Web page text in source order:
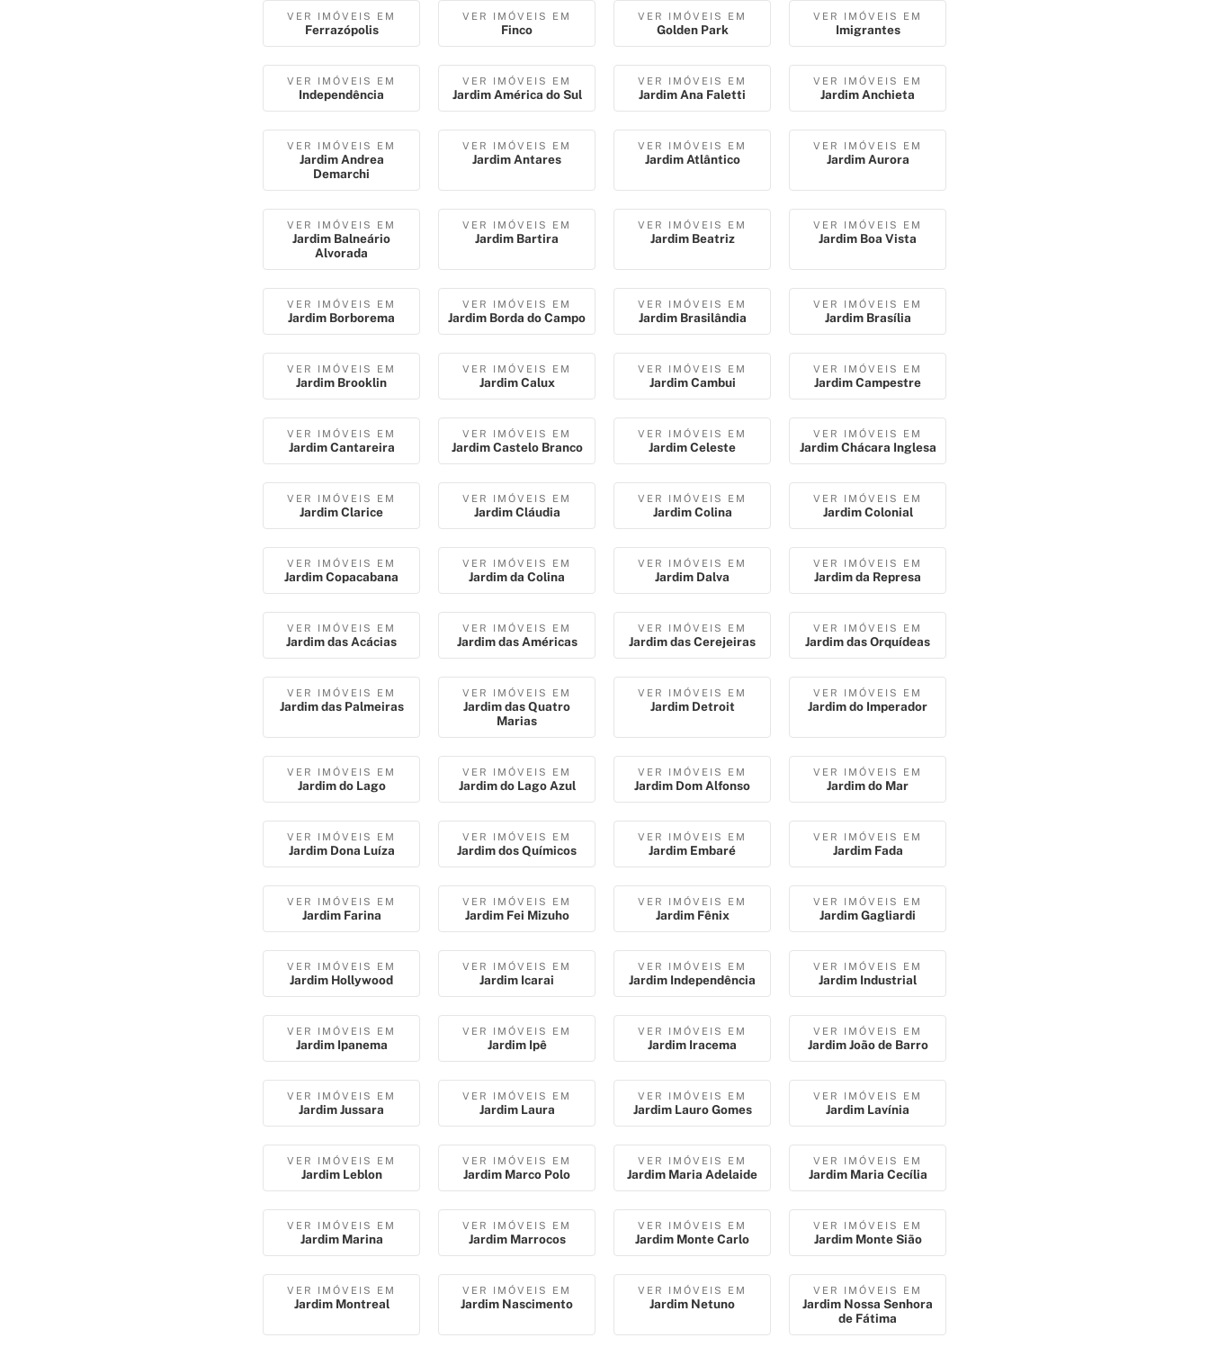
VER IMÓVEIS EM
Ferrazópolis
VER IMÓVEIS EM
Finco
VER IMÓVEIS EM
Golden Park
VER IMÓVEIS EM
Imigrantes
VER IMÓVEIS EM
Independência
VER IMÓVEIS EM
Jardim América do Sul
VER IMÓVEIS EM
Jardim Ana Faletti
VER IMÓVEIS EM
Jardim Anchieta
VER IMÓVEIS EM
Jardim Andrea
Demarchi
VER IMÓVEIS EM
Jardim Antares
VER IMÓVEIS EM
Jardim Atlântico
VER IMÓVEIS EM
Jardim Aurora
VER IMÓVEIS EM
Jardim Balneário
Alvorada
VER IMÓVEIS EM
Jardim Bartira
VER IMÓVEIS EM
Jardim Beatriz
VER IMÓVEIS EM
Jardim Boa Vista
VER IMÓVEIS EM
Jardim Borborema
VER IMÓVEIS EM
Jardim Borda do Campo
VER IMÓVEIS EM
Jardim Brasilândia
VER IMÓVEIS EM
Jardim Brasília
VER IMÓVEIS EM
Jardim Brooklin
VER IMÓVEIS EM
Jardim Calux
VER IMÓVEIS EM
Jardim Cambui
VER IMÓVEIS EM
Jardim Campestre
VER IMÓVEIS EM
Jardim Cantareira
VER IMÓVEIS EM
Jardim Castelo Branco
VER IMÓVEIS EM
Jardim Celeste
VER IMÓVEIS EM
Jardim Chácara Inglesa
VER IMÓVEIS EM
Jardim Clarice
VER IMÓVEIS EM
Jardim Cláudia
VER IMÓVEIS EM
Jardim Colina
VER IMÓVEIS EM
Jardim Colonial
VER IMÓVEIS EM
Jardim Copacabana
VER IMÓVEIS EM
Jardim da Colina
VER IMÓVEIS EM
Jardim Dalva
VER IMÓVEIS EM
Jardim da Represa
VER IMÓVEIS EM
Jardim das Acácias
VER IMÓVEIS EM
Jardim das Américas
VER IMÓVEIS EM
Jardim das Cerejeiras
VER IMÓVEIS EM
Jardim das Orquídeas
VER IMÓVEIS EM
Jardim das Palmeiras
VER IMÓVEIS EM
Jardim das Quatro
Marias
VER IMÓVEIS EM
Jardim Detroit
VER IMÓVEIS EM
Jardim do Imperador
VER IMÓVEIS EM
Jardim do Lago
VER IMÓVEIS EM
Jardim do Lago Azul
VER IMÓVEIS EM
Jardim Dom Alfonso
VER IMÓVEIS EM
Jardim do Mar
VER IMÓVEIS EM
Jardim Dona Luíza
VER IMÓVEIS EM
Jardim dos Químicos
VER IMÓVEIS EM
Jardim Embaré
VER IMÓVEIS EM
Jardim Fada
VER IMÓVEIS EM
Jardim Farina
VER IMÓVEIS EM
Jardim Fei Mizuho
VER IMÓVEIS EM
Jardim Fênix
VER IMÓVEIS EM
Jardim Gagliardi
VER IMÓVEIS EM
Jardim Hollywood
VER IMÓVEIS EM
Jardim Icarai
VER IMÓVEIS EM
Jardim Independência
VER IMÓVEIS EM
Jardim Industrial
VER IMÓVEIS EM
Jardim Ipanema
VER IMÓVEIS EM
Jardim Ipê
VER IMÓVEIS EM
Jardim Iracema
VER IMÓVEIS EM
Jardim João de Barro
VER IMÓVEIS EM
Jardim Jussara
VER IMÓVEIS EM
Jardim Laura
VER IMÓVEIS EM
Jardim Lauro Gomes
VER IMÓVEIS EM
Jardim Lavínia
VER IMÓVEIS EM
Jardim Leblon
VER IMÓVEIS EM
Jardim Marco Polo
VER IMÓVEIS EM
Jardim Maria Adelaide
VER IMÓVEIS EM
Jardim Maria Cecília
VER IMÓVEIS EM
Jardim Marina
VER IMÓVEIS EM
Jardim Marrocos
VER IMÓVEIS EM
Jardim Monte Carlo
VER IMÓVEIS EM
Jardim Monte Sião
VER IMÓVEIS EM
Jardim Montreal
VER IMÓVEIS EM
Jardim Nascimento
VER IMÓVEIS EM
Jardim Netuno
VER IMÓVEIS EM
Jardim Nossa Senhora
de Fátima